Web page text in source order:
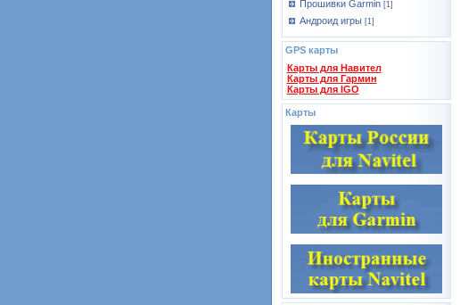
Прошивки Garmin [1]
Андроид игры [1]
GPS карты
Карты для Навител
Карты для Гармин
Карты для IGO
Карты